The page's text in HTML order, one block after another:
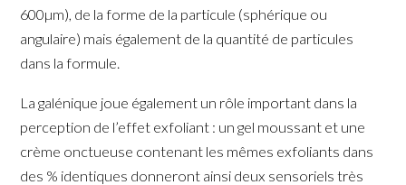
600µm), de la forme de la particule (sphérique ou
angulaire) mais également de la quantité de particules
dans la formule.
La galénique joue également un rôle important dans la
perception de l’effet exfoliant : un gel moussant et une
crème onctueuse contenant les mêmes exfoliants dans
des % identiques donneront ainsi deux sensoriels très